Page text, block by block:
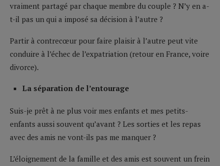
vraiment partagé par chaque membre du couple ? N’y en a-
t-il pas un qui a imposé sa décision à l’autre ?
Partir à contrecœur pour faire plaisir à l’autre peut vite
conduire à l’échec de l’expatriation (retour en France, voire
divorce).
La séparation de l’entourage
Suis-je prêt à ne plus voir mes enfants et mes petits-
enfants aussi souvent qu’avant ? Les sorties et les repas
avec des amis ne vont-ils pas me manquer ?
L’éloignement de la famille et des amis est souvent un frein